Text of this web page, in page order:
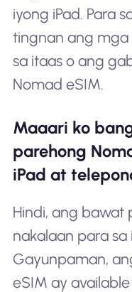
iyong iPad. Para
tingnan ang
sa itaas o ang
Nomad eSIM.
Maaari ko
parehong
iPad at
Hindi, ang bawat
nakalaan para sa
Gayunpaman,
eSIM ay